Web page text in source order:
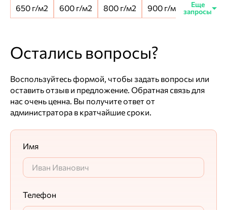
650 г/м2
600 г/м2 800 г/м2 900 г/м2 650+100
Остались вопросы?
Воспользуйтесь формой, чтобы задать вопросы или
оставить отзыв и предложение. Обратная связь для
нас очень ценна. Вы получите ответ от
администратора в кратчайшие сроки.
Имя
Телефон